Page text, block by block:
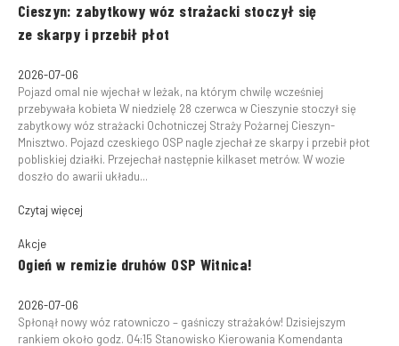
Cieszyn: zabytkowy wóz strażacki stoczył się
ze skarpy i przebił płot
2026-07-06
Pojazd omal nie wjechał w leżak, na którym chwilę wcześniej
przebywała kobieta W niedzielę 28 czerwca w Cieszynie stoczył się
zabytkowy wóz strażacki Ochotniczej Straży Pożarnej Cieszyn-
Mnisztwo. Pojazd czeskiego OSP nagle zjechał ze skarpy i przebił płot
pobliskiej działki. Przejechał następnie kilkaset metrów. W wozie
doszło do awarii układu...
Czytaj więcej
Akcje
Ogień w remizie druhów OSP Witnica!
2026-07-06
Spłonął nowy wóz ratowniczo – gaśniczy strażaków! Dzisiejszym
rankiem około godz. 04:15 Stanowisko Kierowania Komendanta